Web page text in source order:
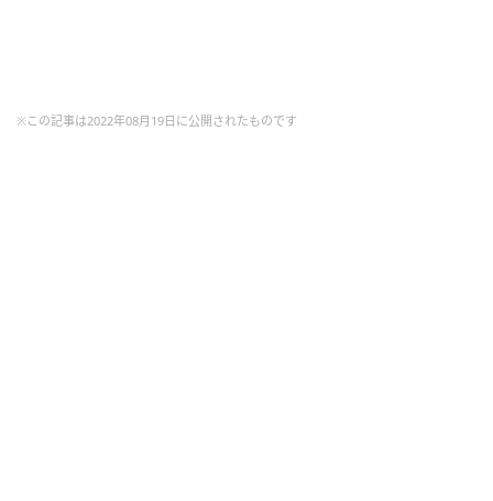
※この記事は2022年08月19日に公開されたものです